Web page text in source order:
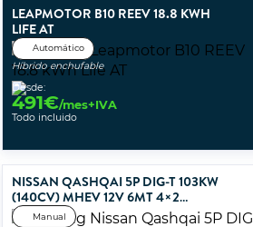
LEAPMOTOR B10 REEV 18.8 KWH
LIFE AT
Automático
Híbrido enchufable
Desde:
491€/mes+IVA
Todo incluido
NISSAN QASHQAI 5P DIG-T 103KW
(140CV) MHEV 12V 6MT 4×2
ACENTA
Manual